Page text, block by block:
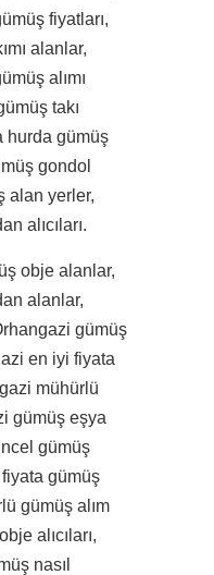
fiyatları,
alanlar,
alımı
takı
hurda gümüş
gondol
alan yerler,
alıcıları.
obje alanlar,
alanlar,
gümüş
en iyi fiyata
mühürlü
gümüş eşya
gümüş
gümüş
gümüş alım
alıcıları,
nasıl